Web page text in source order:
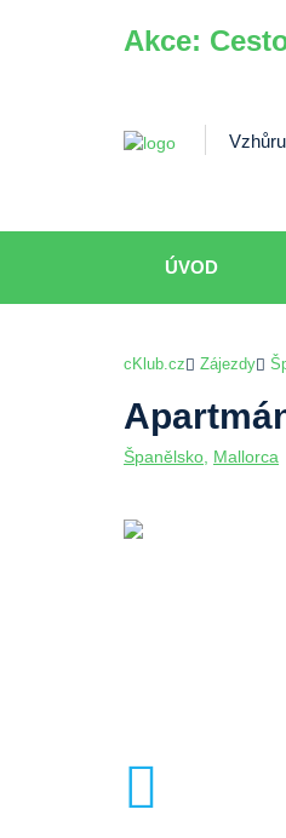
Akce:
ÚVOD
cKlub.cz Zájezdy
Španělsko Mallorca